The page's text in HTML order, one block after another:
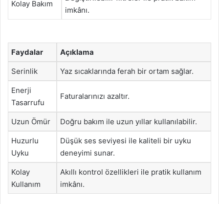
Kolay Bakım
imkânı.
Faydalar Açıklama
Serinlik Yaz sıcaklarında ferah bir ortam sağlar.
Enerji
Tasarrufu
Faturalarınızı azaltır.
Uzun Ömür Doğru bakım ile uzun yıllar kullanılabilir.
Huzurlu
Uyku
Düşük ses seviyesi ile kaliteli bir uyku
deneyimi sunar.
Kolay
Kullanım
Akıllı kontrol özellikleri ile pratik kullanım
imkânı.